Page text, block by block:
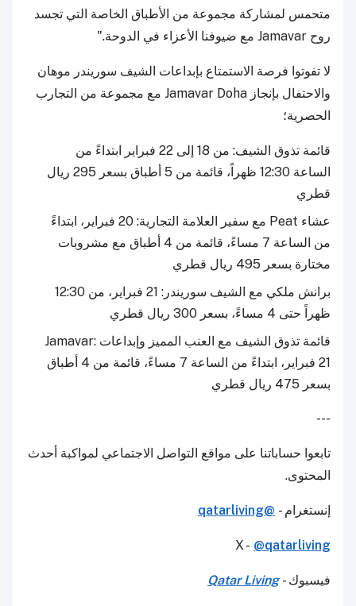
متحمس لمشاركة مجموعة من الأطباق الخاصة التي تجسد
روح Jamavar مع ضيوفنا الأعزاء في الدوحة."
لا تفوتوا فرصة الاستمتاع بإبداعات الشيف سوريندر موهان
والاحتفال بإنجاز Jamavar Doha مع مجموعة من التجارب
الحصرية؛
قائمة تذوق الشيف: من 18 إلى 22 فبراير ابتداءً من
الساعة 12:30 ظهراً، قائمة من 5 أطباق بسعر 295 ريال
قطري
عشاء Peat مع سفير العلامة التجارية: 20 فبراير، ابتداءً
من الساعة 7 مساءً، قائمة من 4 أطباق مع مشروبات
مختارة بسعر 495 ريال قطري
برانش ملكي مع الشيف سوريندر: 21 فبراير، من 12:30
ظهراً حتى 4 مساءً، بسعر 300 ريال قطري
قائمة تذوق الشيف مع العنب المميز وإبداعات Jamavar:
21 فبراير، ابتداءً من الساعة 7 مساءً، قائمة من 4 أطباق
بسعر 475 ريال قطري
---
تابعوا حساباتنا على مواقع التواصل الاجتماعي لمواكبة أحدث
المحتوى.
إنستغرام - @qatarliving
X - @qatarliving
فيسبوك -Qatar Living